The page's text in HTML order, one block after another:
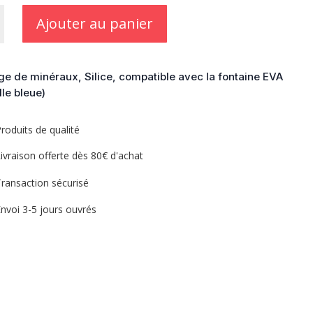
Ajouter au panier
de minéraux, Silice, compatible avec la fontaine EVA
bleue)
de qualité
offerte dès 80€ d'achat
sécurisé
3-5 jours ouvrés